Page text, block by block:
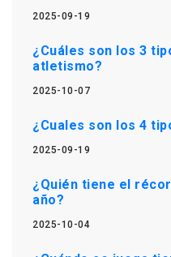
2025-09-19
¿Cuáles son los 3
atletismo?
2025-10-07
¿Cuales son los 4
2025-09-19
¿Quién tiene el
año?
2025-10-04